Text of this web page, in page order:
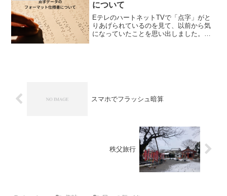
について
EテレのハートネットTVで「点字」がと
りあげられているのを見て、以前から気
になっていたことを思い出しました。点
スマホでフラッシュ暗算
秩父旅行